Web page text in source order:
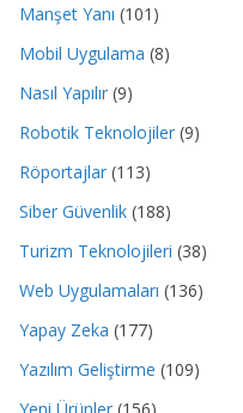
Manşet Yanı (101)
Mobil Uygulama (8)
Nasıl Yapılır (9)
Robotik Teknolojiler (9)
Röportajlar (113)
Siber Güvenlik (188)
Turizm Teknolojileri (38)
Web Uygulamaları (136)
Yapay Zeka (177)
Yazılım Geliştirme (109)